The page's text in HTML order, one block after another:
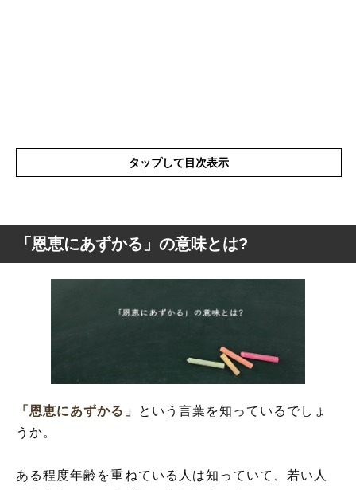
タップして目次表示
「恩恵にあずかる」の意味とは?
「恩恵にあずかる」を例文と解説
「恩恵にあずかる」の類語や似た意味の言
「恩恵にあずかる」の意味とは?
「恩恵にあずかる」
という言葉を知っているでしょ
うか。
ある程度年齢を重ねている人は知っていて、若い人